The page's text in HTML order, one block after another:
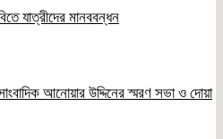
যাত্রীদের মানববন্ধন
আনোয়ার উদ্দিনের স্মরণ সভা ও দোয়া